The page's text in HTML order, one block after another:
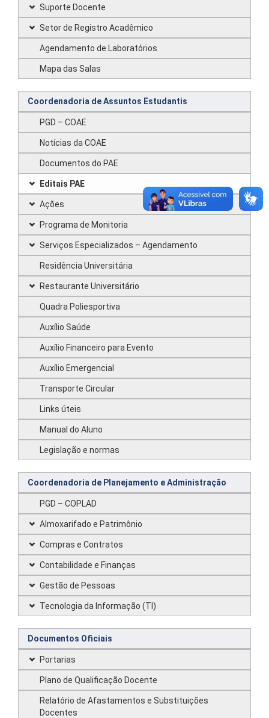
Suporte Docente
Setor de Registro Acadêmico
Agendamento de Laboratórios
Mapa das Salas
Coordenadoria de Assuntos Estudantis
PGD – COAE
Notícias da COAE
Documentos do PAE
Editais PAE
Ações
Programa de Monitoria
Serviços Especializados – Agendamento
Residência Universitária
Restaurante Universitário
Quadra Poliesportiva
Auxílio Saúde
Auxílio Financeiro para Evento
Auxílio Emergencial
Transporte Circular
Links úteis
Manual do Aluno
Legislação e normas
Coordenadoria de Planejamento e Administração
PGD – COPLAD
Almoxarifado e Patrimônio
Compras e Contratos
Contabilidade e Finanças
Gestão de Pessoas
Tecnologia da Informação (TI)
Documentos Oficiais
Portarias
Plano de Qualificação Docente
Relatório de Afastamentos e Substituições
Docentes